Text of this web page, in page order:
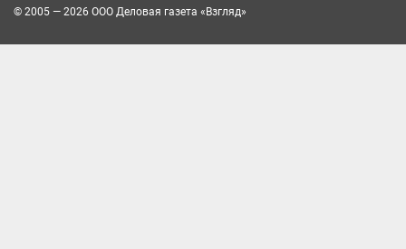
© 2005 — 2026 ООО Деловая газета «Взгляд»